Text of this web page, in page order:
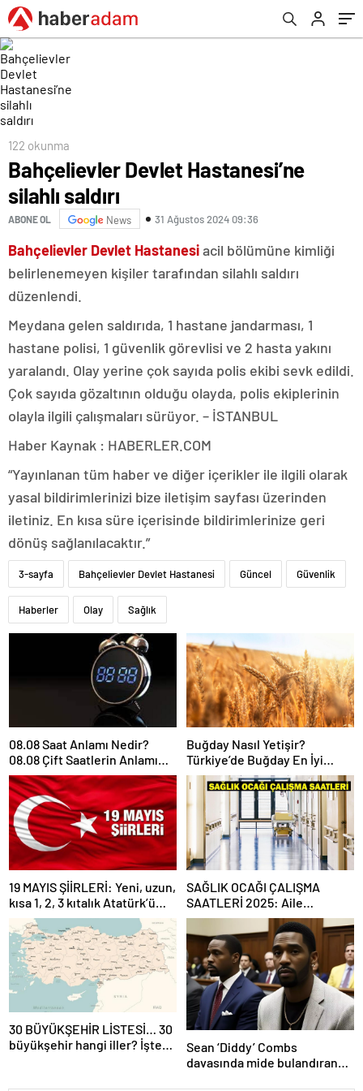
122 okunma
Bahçelievler Devlet Hastanesi’ne
silahlı saldırı
ABONE OL News 31 Ağustos 2024 09:36
Bahçelievler Devlet Hastanesiacil bölümüne kimliği
belirlenemeyen kişiler tarafından silahlı saldırı
düzenlendi.
Meydana gelen saldırıda, 1 hastane jandarması, 1
hastane polisi, 1 güvenlik görevlisi ve 2 hasta yakını
yaralandı. Olay yerine çok sayıda polis ekibi sevk edildi.
Çok sayıda gözaltının olduğu olayda, polis ekiplerinin
olayla ilgili çalışmaları sürüyor. – İSTANBUL
Haber Kaynak : HABERLER.COM
“Yayınlanan tüm haber ve diğer içerikler ile ilgili olarak
yasal bildirimlerinizi bize iletişim sayfası üzerinden
iletiniz. En kısa süre içerisinde bildirimlerinize geri
dönüş sağlanılacaktır.”
3-sayfa Bahçelievler Devlet Hastanesi Güncel Güvenlik
Haberler Olay Sağlık
08.08 Saat Anlamı Nedir?
08.08 Çift Saatlerin Anlamı
Nasıl Yorumlanır?
Buğday Nasıl Yetişir?
Türkiye’de Buğday En İyi
Nerede Yetişir?
19 MAYIS ŞİİRLERİ: Yeni, uzun,
kısa 1, 2, 3 kıtalık Atatürk’ü
Anma Gençlik ve Spor
Bayramı şiirleri…
SAĞLIK OCAĞI ÇALIŞMA
SAATLERİ 2025: Aile
Hekimliği kaçta açılıyor, kaça
kadar açık? Sağlık ocağı hafta
sonu açık mı?
30 BÜYÜKŞEHİR LİSTESİ… 30
büyükşehir hangi iller? İşte
Sean ‘Diddy’ Combs
davasında mide bulandıran